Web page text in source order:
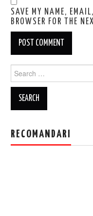
SAVE MY NAME,
BROWSER FOR THE
for:
RECOMANDARI